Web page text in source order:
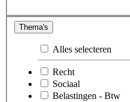
Thema's
Alles selecteren
Recht
Sociaal
Belastingen - Btw